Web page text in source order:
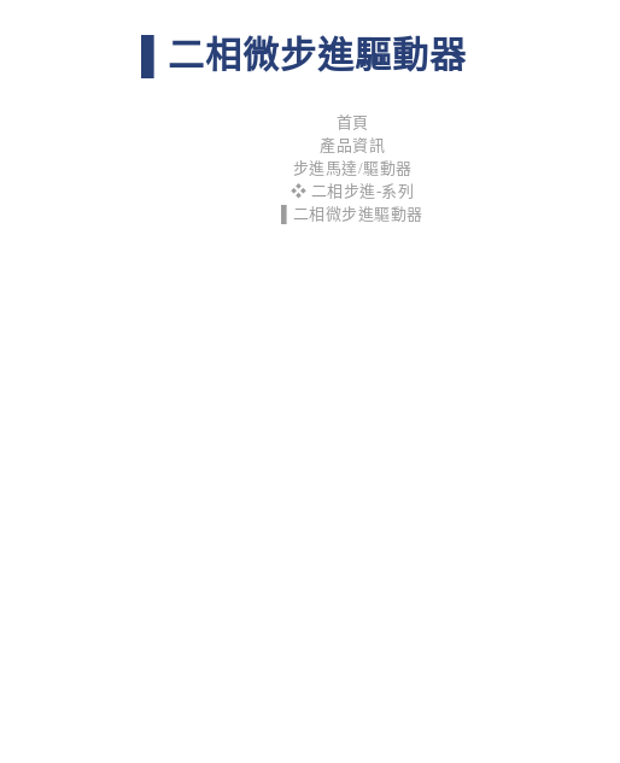
▌二相微步進驅動器
首頁
產品資訊
步進馬達/驅動器
❖ 二相步進-系列
▌二相微步進驅動器